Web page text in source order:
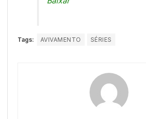
Tags: AVIVAMENTO SÉRIES